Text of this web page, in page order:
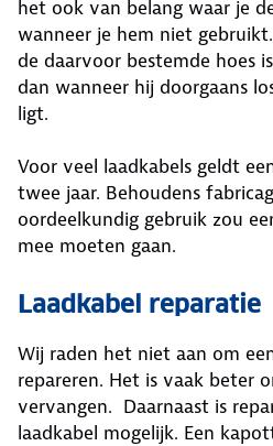
het ook van belang waar je
wanneer je hem niet
de daarvoor bestemde hoes
dan wanneer hij doorgaans
ligt.
Voor veel laadkabels geldt
twee jaar. Behoudens
oordeelkundig gebruik zou
mee moeten gaan.
Laadkabel reparatie
Wij raden het niet aan om
repareren. Het is vaak beter
vervangen. Daarnaast is
laadkabel mogelijk. Een